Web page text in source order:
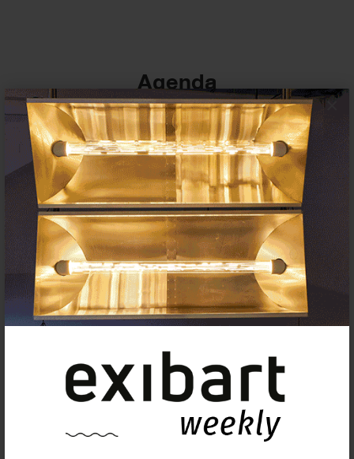
×
Agenda
Exposiciones, inauguraciones,
actividades.
¡Te ayudamos a encontrar el
evento que buscas !
Exposiciones y eventos
Eventos de hoy
En curso y futuros
Pasados, en curso y futuros